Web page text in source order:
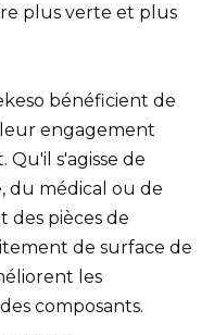
plus verte et plus
bénéficient de
engagement
Qu'il s'agisse de
du médical ou de
pièces de
de surface de
les
composants.